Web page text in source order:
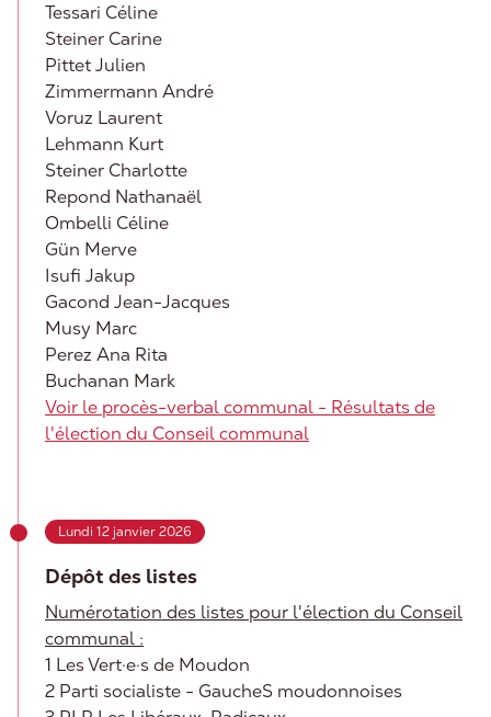
Tessari Céline
Steiner Carine
Pittet Julien
Zimmermann André
Voruz Laurent
Lehmann Kurt
Steiner Charlotte
Repond Nathanaël
Ombelli Céline
Gün Merve
Isufi Jakup
Gacond Jean-Jacques
Musy Marc
Perez Ana Rita
Buchanan Mark
Voir le procès-verbal communal - Résultats de
l'élection du Conseil communal
Lundi 12 janvier 2026
Dépôt des listes
Numérotation des listes pour l'élection du Conseil
communal :
1 Les Vert·e·s de Moudon
2 Parti socialiste - GaucheS moudonnoises